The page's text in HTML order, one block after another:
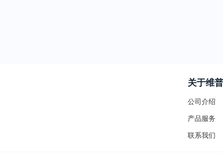
关于维普
公司介绍
产品服务
联系我们